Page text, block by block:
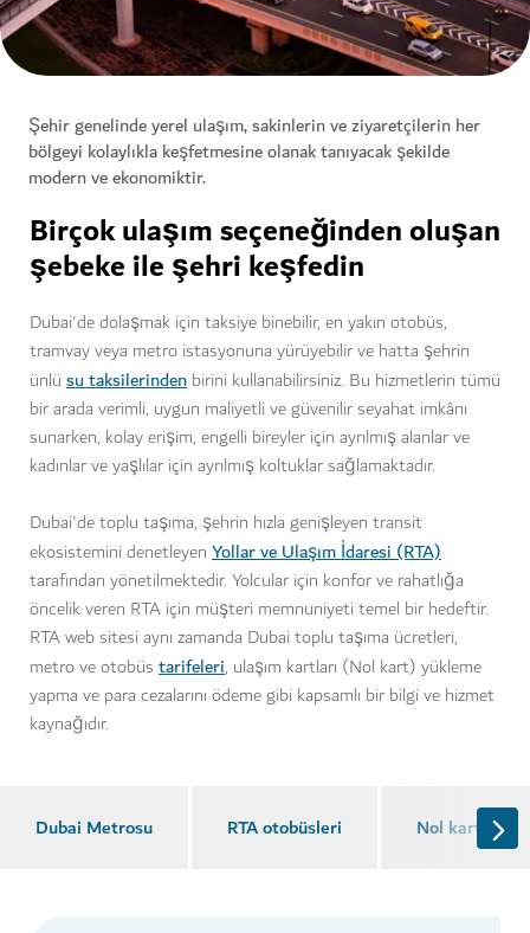
Şehir genelinde yerel ulaşım, sakinlerin ve ziyaretçilerin her
bölgeyi kolaylıkla keşfetmesine olanak tanıyacak şekilde
modern ve ekonomiktir.
Birçok ulaşım seçeneğinden oluşan
şebeke ile şehri keşfedin
Dubai'de dolaşmak için taksiye binebilir, en yakın otobüs,
tramvay veya metro istasyonuna yürüyebilir ve hatta şehrin
ünlü su taksilerinden birini kullanabilirsiniz. Bu hizmetlerin tümü
bir arada verimli, uygun maliyetli ve güvenilir seyahat imkânı
sunarken, kolay erişim, engelli bireyler için ayrılmış alanlar ve
kadınlar ve yaşlılar için ayrılmış koltuklar sağlamaktadır.
Dubai'de toplu taşıma, şehrin hızla genişleyen transit
ekosistemini denetleyen Yollar ve Ulaşım İdaresi (RTA)
tarafından yönetilmektedir. Yolcular için konfor ve rahatlığa
öncelik veren RTA için müşteri memnuniyeti temel bir hedeftir.
RTA web sitesi aynı zamanda Dubai toplu taşıma ücretleri,
metro ve otobüs tarifeleri, ulaşım kartları (Nol kart) yükleme
yapma ve para cezalarını ödeme gibi kapsamlı bir bilgi ve hizmet
kaynağıdır.
Dubai Metrosu RTA otobüsleri Nol kartları